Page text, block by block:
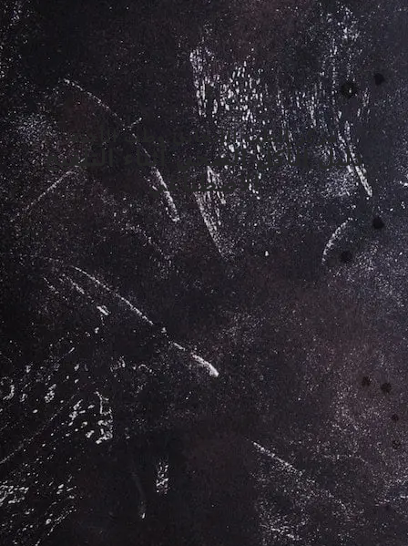
مركز الطب الإنجابي وطب الأجنة
دليل الأكل الصحي أثناء التلقيح
الاصطناعي